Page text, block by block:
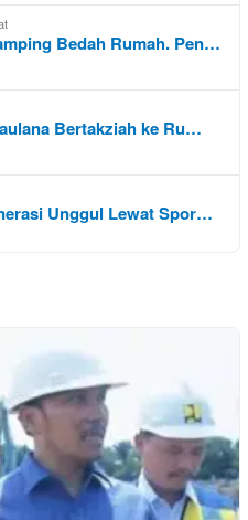
Bedah Rumah. Pen…
Bertakziah ke Ru…
Unggul Lewat Spor…